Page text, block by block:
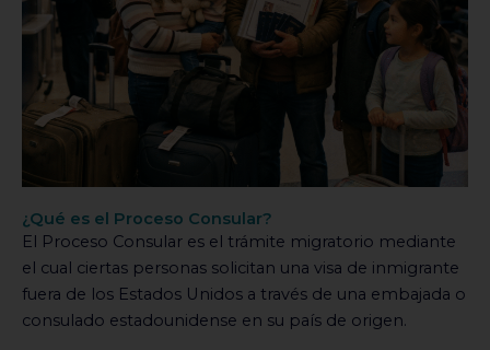
¿Qué es el Proceso Consular?
El Proceso Consular es el trámite migratorio mediante
el cual ciertas personas solicitan una visa de inmigrante
fuera de los Estados Unidos a través de una embajada o
consulado estadounidense en su país de origen.